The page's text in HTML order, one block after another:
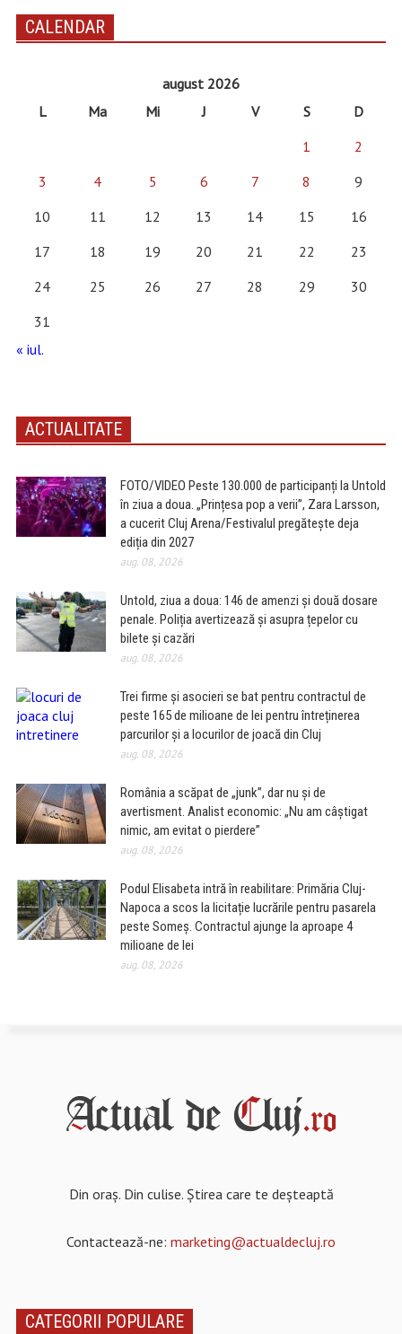
CALENDAR
august 2026
L
Ma Mi J V S
D
1
2
3
4 5 6 7 8
9
10
11 12 13 14 15
16
17
18 19 20 21 22
23
24
25 26 27 28 29
30
31
« iul.
ACTUALITATE
FOTO/VIDEO Peste 130.000 de participanți la Untold
în ziua a doua. „Prințesa pop a verii”, Zara Larsson,
a cucerit Cluj Arena/Festivalul pregătește deja
ediția din 2027
aug. 08, 2026
Untold, ziua a doua: 146 de amenzi și două dosare
penale. Poliția avertizează și asupra țepelor cu
bilete și cazări
aug. 08, 2026
Trei firme și asocieri se bat pentru contractul de
peste 165 de milioane de lei pentru întreținerea
parcurilor și a locurilor de joacă din Cluj
aug. 08, 2026
România a scăpat de „junk”, dar nu și de
avertisment. Analist economic: „Nu am câștigat
nimic, am evitat o pierdere”
aug. 08, 2026
Podul Elisabeta intră în reabilitare: Primăria Cluj-
Napoca a scos la licitație lucrările pentru pasarela
peste Someș. Contractul ajunge la aproape 4
milioane de lei
aug. 08, 2026
Din oraș. Din culise. Știrea care te deșteaptă
Contactează-ne: marketing@actualdecluj.ro
CATEGORII POPULARE